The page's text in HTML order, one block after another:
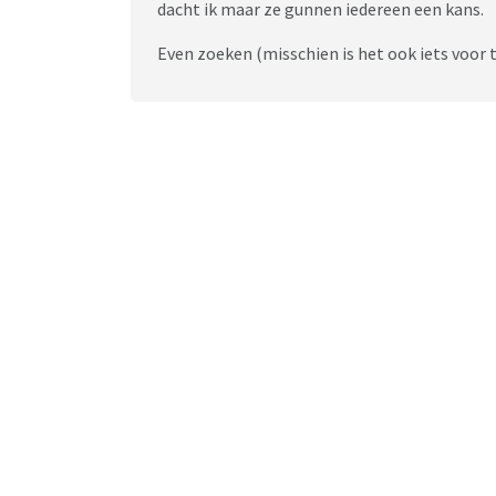
dacht ik maar ze gunnen iedereen een kans.
Even zoeken (misschien is het ook iets voor